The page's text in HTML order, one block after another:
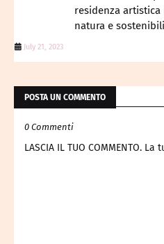
residenza
natura e
July 21, 2023
POSTA UN COMMENTO
0 Commenti
LASCIA IL TUO COMMENTO.